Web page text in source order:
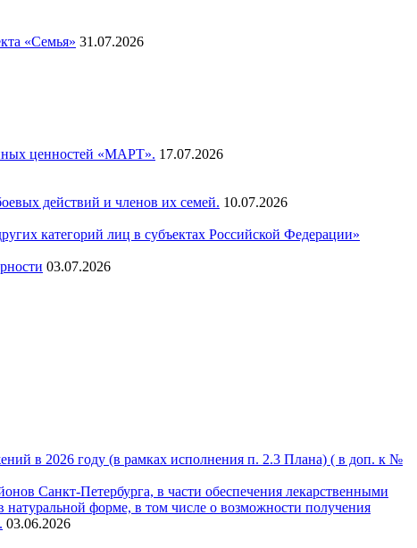
«Семья» 31.07.2026
ценностей «МАРТ». 17.07.2026
действий и членов их семей. 10.07.2026
категорий лиц в субъектах Российской Федерации»
03.07.2026
в 2026 году (в рамках исполнения п. 2.3 Плана) ( в доп. к №
Санкт-Петербурга, в части обеспечения лекарственными
форме, в том числе о возможности получения
03.06.2026